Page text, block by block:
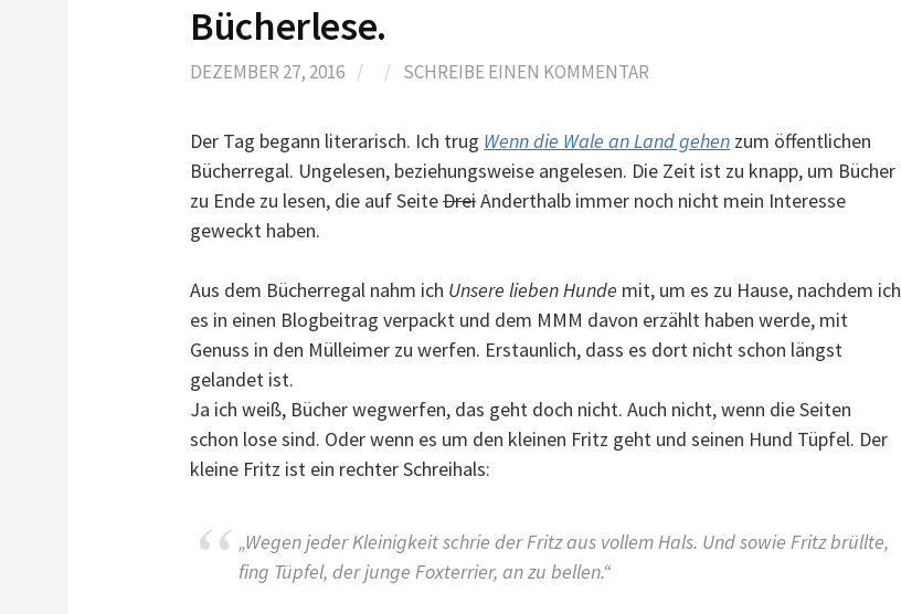
Bücherlese.
DEZEMBER 27, 2016 / / SCHREIBE EINEN KOMMENTAR
Der Tag begann literarisch. Ich trug Wenn die Wale an Land gehen zum öffentlichen
Bücherregal. Ungelesen, beziehungsweise angelesen. Die Zeit ist zu knapp, um Bücher
zu Ende zu lesen, die auf SeiteDreiAnderthalb immer noch nicht mein Interesse
geweckt haben.
Aus dem Bücherregal nahm ich Unsere lieben Hunde mit, um es zu Hause, nachdem ich
es in einen Blogbeitrag verpackt und dem MMM davon erzählt haben werde, mit
Genuss in den Mülleimer zu werfen. Erstaunlich, dass es dort nicht schon längst
gelandet ist.
Ja ich weiß, Bücher wegwerfen, das geht doch nicht. Auch nicht, wenn die Seiten
schon lose sind. Oder wenn es um den kleinen Fritz geht und seinen Hund Tüpfel. Der
kleine Fritz ist ein rechter Schreihals:
„Wegen jeder Kleinigkeit schrie der Fritz aus vollem Hals. Und sowie Fritz brüllte,
fing Tüpfel, der junge Foxterrier, an zu bellen.“